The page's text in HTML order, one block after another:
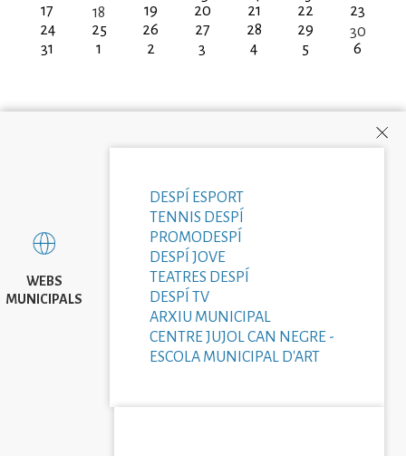
17
18 19 20 21 22
23
24
25 26 27 28 29
30
31
1 2 3 4 5 6
WEBS
MUNICIPALS
DESPÍ ESPORT
TENNIS DESPÍ
PROMODESPÍ
DESPÍ JOVE
TEATRES DESPÍ
DESPÍ TV
ARXIU MUNICIPAL
CENTRE JUJOL CAN NEGRE -
ESCOLA MUNICIPAL D'ART